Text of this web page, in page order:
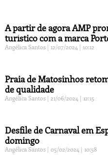
A partir de agora AMP
turístico com a marca
Angélica Santos 12/07/2024 10:12
Praia de Matosinhos
de qualidade
Angélica Santos 21/06/2024 12:15
Desfile de Carnaval em
domingo
Angélica Santos 05/02/2024 10:58